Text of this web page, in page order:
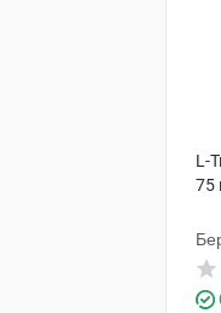
L-
75